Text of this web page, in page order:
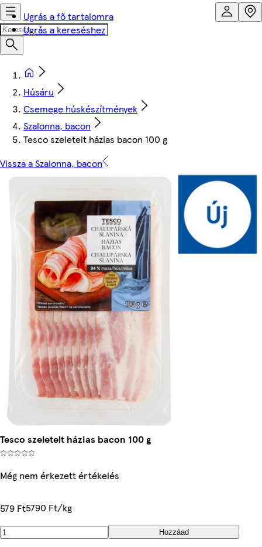
Ugrás a fő tartalomra
Ugrás a kereséshez
Húsáru
Csemege húskészítmények
Szalonna, bacon
Tesco szeletelt házias bacon 100 g
Vissza a Szalonna, bacon
Tesco szeletelt házias bacon 100 g
Még nem érkezett értékelés
579 Ft5790 Ft/kg
Hozzáad